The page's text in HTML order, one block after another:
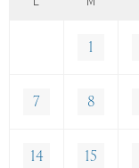
1
7 8
14 15